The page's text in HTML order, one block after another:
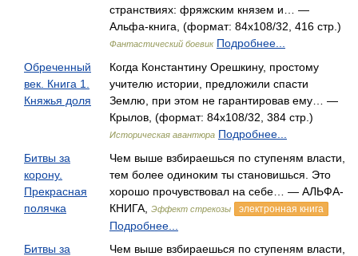
странствиях: фряжским князем и… —
Альфа-книга, (формат: 84x108/32, 416 стр.)
Фантастический боевик Подробнее...
Обреченный
век. Книга 1.
Княжья доля
Когда Константину Орешкину, простому
учителю истории, предложили спасти
Землю, при этом не гарантировав ему… —
Крылов, (формат: 84x108/32, 384 стр.)
Историческая авантюра Подробнее...
Битвы за
корону.
Прекрасная
полячка
Чем выше взбираешься по ступеням власти,
тем более одиноким ты становишься. Это
хорошо прочувствовал на себе… — АЛЬФА-
КНИГА,
Эффект стрекозы электронная книга
Подробнее...
Битвы за
Чем выше взбираешься по ступеням власти,